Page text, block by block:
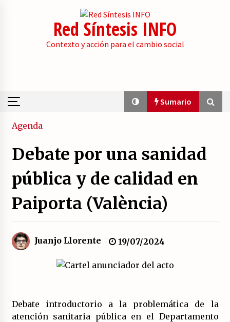
Red Síntesis INFO
Contexto y acción para el cambio social
Sumario
Sumario
La psicología de la desinformación y los
21/07/2026
Movilización social contra los presupuestos
políticos.
¿Son marxistas las publicaciones de la
Fundación de Investigaciones Marxistas (FIM)
del PCE?
Agenda
Debate por una sanidad
pública y de calidad en
Paiporta (València)
Juanjo Llorente 19/07/2024
Debate introductorio a la problemática de la
atención sanitaria pública en el Departamento